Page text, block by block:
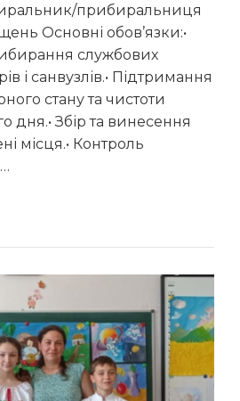
прибиральниця
Основні обов’язки:•
службових
і санвузлів.• Підтримання
стану та чистоти
дня.• Збір та винесення
місця.• Контроль